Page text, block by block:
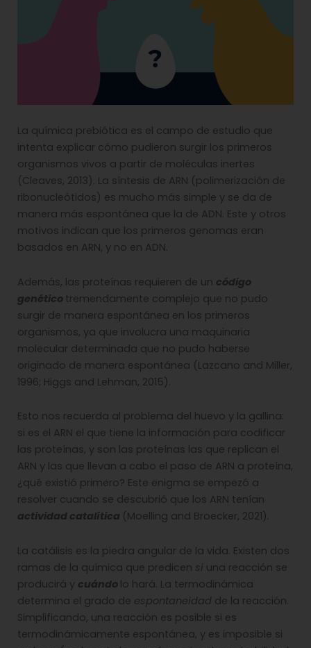
La química prebiótica es el campo de estudio que
intenta explicar cómo pudieron surgir los primeros
organismos vivos a partir de moléculas inertes
(Cleaves, 2013). La síntesis de ARN (polimerización de
ribonucleótidos) es mucho más simple y se da de
manera más espontánea que la de ADN. Este y otros
motivos indican que los primeros genomas eran
basados en ARN, y no en ADN.
Además, las proteínas requieren de un código
genético tremendamente complejo que no pudo
surgir de manera espontánea en los primeros
organismos, ya que involucra una maquinaria
molecular determinada que no pudo haberse
originado de manera espontánea (Lazcano and Miller,
1996; Higgs and Lehman, 2015).
Esto nos recuerda al problema del huevo y la gallina:
si es el ARN el que tiene la información para codificar
las proteínas, y son las proteínas las que replican el
ARN y las que llevan a cabo el paso de ARN a proteína,
¿qué existió primero? Este enigma se empezó a
resolver cuando se descubrió que los ARN tenían
actividad catalítica (Moelling and Broecker, 2021)
La catálisis es la piedra angular de la vida. Existen dos
ramas de la química que predicen si una reacción se
producirá y cuándo lo hará. La termodinámica
determina el grado de espontaneidad de la reacción.
Simplificando, una reacción es posible si es
termodinámicamente espontánea, y es imposible si